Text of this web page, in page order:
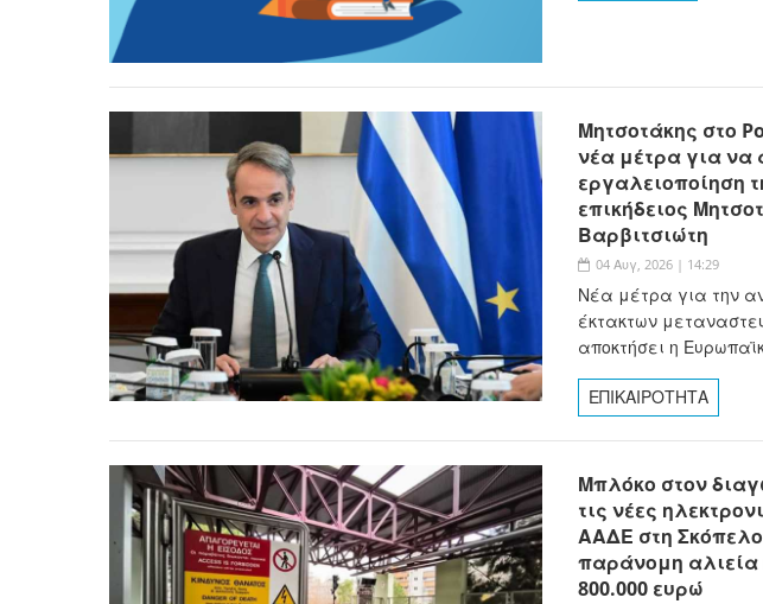
Μητσοτάκης στο
νέα μέτρα για να
εργαλειοποίηση
επικήδειος
Βαρβιτσιώτη
04 Αυγ, 2026 | 14:29
Νέα μέτρα για την
έκτακτων
αποκτήσει η
ΕΠΙΚΑΙΡΟΤΗΤΑ
Μπλόκο στον
τις νέες
ΑΑΔΕ στη
παράνομη
800.000 ευρώ